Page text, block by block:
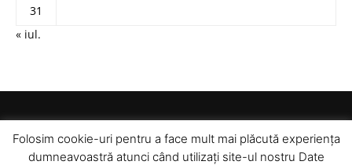
31
« iul.
Folosim cookie-uri pentru a face mult mai plăcută experiența
dumneavoastră atunci când utilizați site-ul nostru Date